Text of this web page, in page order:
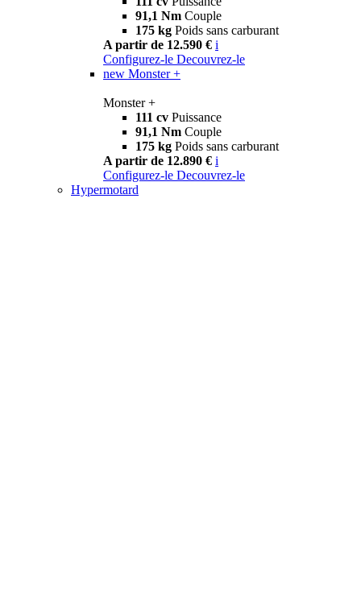
91,1 Nm Couple
175 kg Poids sans carburant
A partir de 12.590 € i
Configurez-le Decouvrez-le
new Monster +
Monster +
111 cv Puissance
91,1 Nm Couple
175 kg Poids sans carburant
A partir de 12.890 € i
Configurez-le Decouvrez-le
Hypermotard